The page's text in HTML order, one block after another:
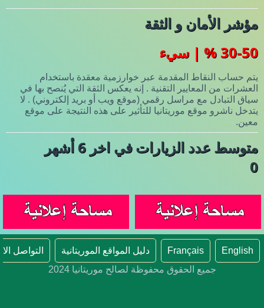
مؤشر الأمان و الثقة
30-50 % | سيء
يتم حساب النقاط المقدمة عبر خوارزمية معقدة باستخدام
العشرات من المعايير التقنية . إنه يعكس الثقة التي يُنصح بها في
سياق التبادل مع مراسل رقمي (موقع ويب أو بريد إلكتروني) . لا
يتدخل ناشرو موقع موريتانيا للتأثير على هذه النتيجة على موقع
معين.
متوسط عدد الزيارات في اخر 6 أشهر
0
English
Français دليل المواقع الموريتانية
التواصل
جميع الحقوق محفوظة لصالح موريتانيا 2024